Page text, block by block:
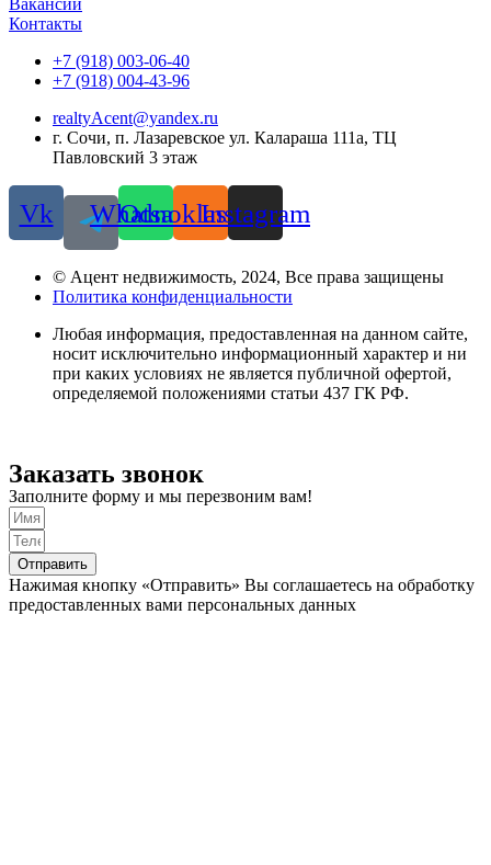
Вакансии
Контакты
+7 (918) 003-06-40
+7 (918) 004-43-96
realtyAcent@yandex.ru
г. Сочи, п. Лазаревское ул. Калараша 111а, ТЦ
Павловский 3 этаж
Vk Whatsapp
Odnoklassniki
Instagram
© Ацент недвижимость, 2024, Все права защищены
Политика конфиденциальности
Любая информация, предоставленная на данном сайте,
носит исключительно информационный характер и ни
при каких условиях не является публичной офертой,
определяемой положениями статьи 437 ГК РФ.
Заказать звонок
Заполните форму и мы перезвоним вам!
Отправить
Нажимая кнопку «Отправить» Вы соглашаетесь на обработку
предоставленных вами персональных данных